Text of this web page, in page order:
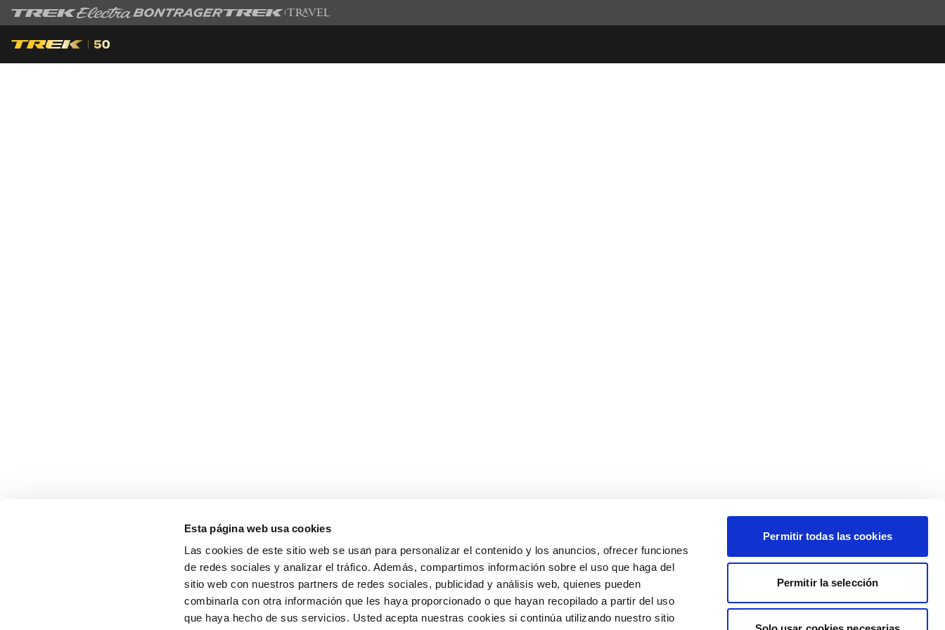
Esta página web usa cookies
Las cookies de este sitio web se usan para personalizar el contenido y los anuncios, ofrecer funciones
de redes sociales y analizar el tráfico. Además, compartimos información sobre el uso que haga del
sitio web con nuestros partners de redes sociales, publicidad y análisis web, quienes pueden
combinarla con otra información que les haya proporcionado o que hayan recopilado a partir del uso
que haya hecho de sus servicios. Usted acepta nuestras cookies si continúa utilizando nuestro sitio
Permitir todas las cookies
Permitir la selección